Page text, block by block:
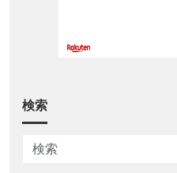
検索